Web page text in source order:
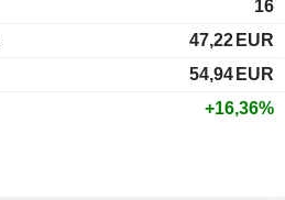
16
47,22 EUR
54,94 EUR
+16,36%